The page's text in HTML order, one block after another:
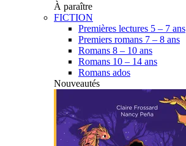
À paraître
FICTION
Premières lectures 5 – 7 ans
Premiers romans 7 – 8 ans
Romans 8 – 10 ans
Romans 10 – 14 ans
Romans ados
Nouveautés